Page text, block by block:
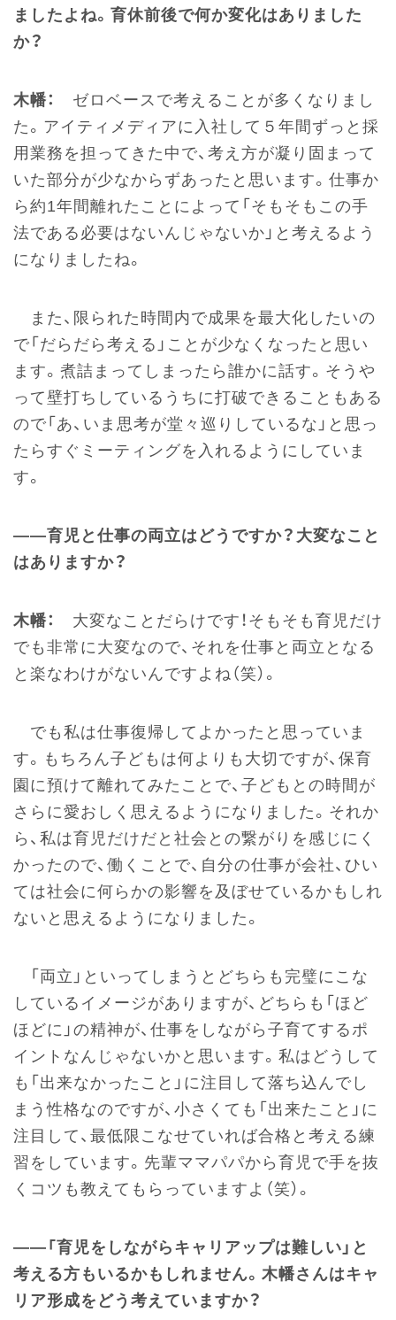
ましたよね。育休前後で何か変化はありました
か？
木幡：
ゼロベースで考えることが多くなりまし
た。アイティメディアに入社して５年間ずっと採
用業務を担ってきた中で、考え方が凝り固まって
いた部分が少なからずあったと思います。仕事か
ら約1年間離れたことによって「そもそもこの手
法である必要はないんじゃないか」と考えるよう
になりましたね。
また、限られた時間内で成果を最大化したいの
で「だらだら考える」ことが少なくなったと思い
ます。煮詰まってしまったら誰かに話す。そうや
って壁打ちしているうちに打破できることもある
ので「あ、いま思考が堂々巡りしているな」と思っ
たらすぐミーティングを入れるようにしていま
す。
――育児と仕事の両立はどうですか？大変なこと
はありますか？
木幡：
大変なことだらけです！そもそも育児だけ
でも非常に大変なので、それを仕事と両立となる
と楽なわけがないんですよね（笑）。
でも私は仕事復帰してよかったと思っていま
す。もちろん子どもは何よりも大切ですが、保育
園に預けて離れてみたことで、子どもとの時間が
さらに愛おしく思えるようになりました。それか
ら、私は育児だけだと社会との繋がりを感じにく
かったので、働くことで、自分の仕事が会社、ひい
ては社会に何らかの影響を及ぼせているかもしれ
ないと思えるようになりました。
「両立」といってしまうとどちらも完璧にこな
しているイメージがありますが、どちらも「ほど
ほどに」の精神が、仕事をしながら子育てするポ
イントなんじゃないかと思います。私はどうして
も「出来なかったこと」に注目して落ち込んでし
まう性格なのですが、小さくても「出来たこと」に
注目して、最低限こなせていれば合格と考える練
習をしています。先輩ママパパから育児で手を抜
くコツも教えてもらっていますよ（笑）。
――「育児をしながらキャリアップは難しい」と
考える方もいるかもしれません。木幡さんはキャ
リア形成をどう考えていますか？